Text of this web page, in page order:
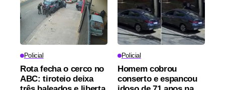
Policial
Rota fecha o cerco no
ABC: tiroteio deixa
Policial
Homem cobrou
conserto e espancou